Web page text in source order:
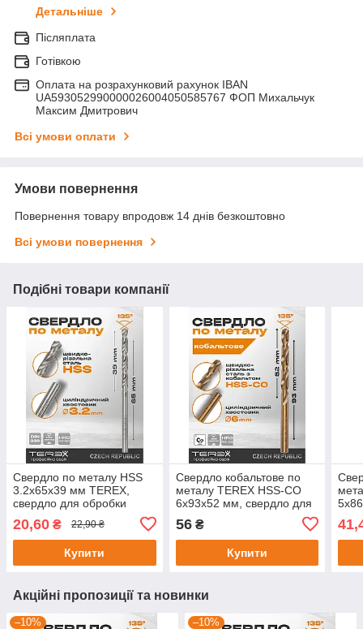
Детальніше
Післяплата
Готівкою
Оплата на розрахунковий рахунок IBAN
UA593052990000026004050585767 ФОП Михальчук
Максим Дмитрович
Всі умови оплати
Умови повернення
Повернення товару впродовж 14 днів безкоштовно
Всі умови повернення
Подібні товари компанії
Свердло по металу HSS
3.2x65x39 мм TEREX,
свердло для обробки
металу зі швидкорізальної
сталі DIN 338
20,60 ₴ 22,90 ₴
Купити
Свердло кобальтове по
металу TEREX HSS-CO
6x93x52 мм, свердло для
швидкорізальної сталі
56₴
Купити
Акційні пропозиції та новинки
–10% –10%